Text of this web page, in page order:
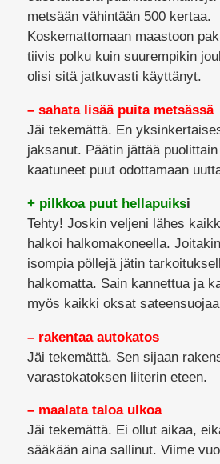
metsään vähintään 500 kertaa.
Koskemattomaan maastoon
tiivis polku kuin suurempikin
olisi sitä jatkuvasti käyttänyt.
– sahata lisää puita metsässä
Jäi tekemättä. En
jaksanut. Päätin jättää puolittain
kaatuneet puut odottamaan
+ pilkkoa puut hellapuiksi
Tehty! Joskin veljeni lähes
halkoi halkomakoneella. Joitakin
isompia pöllejä jätin
halkomatta. Sain kannettua ja
myös kaikki oksat
– rakentaa autokatos
Jäi tekemättä. Sen sijaan
varastokatoksen liiterin eteen.
– maalata taloa ulkoa
Jäi tekemättä. Ei ollut aikaa,
sääkään aina sallinut. Viime